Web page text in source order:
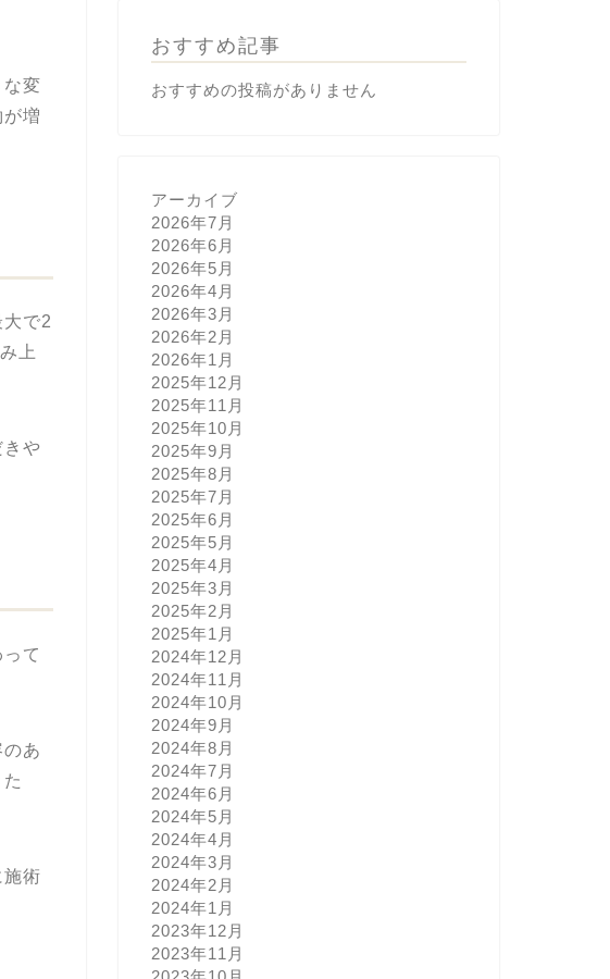
な変
増
で2
上
や
て
あ
施術
おすすめ記事
おすすめの投稿がありません
アーカイブ
2026年7月
2026年6月
2026年5月
2026年4月
2026年3月
2026年2月
2026年1月
2025年12月
2025年11月
2025年10月
2025年9月
2025年8月
2025年7月
2025年6月
2025年5月
2025年4月
2025年3月
2025年2月
2025年1月
2024年12月
2024年11月
2024年10月
2024年9月
2024年8月
2024年7月
2024年6月
2024年5月
2024年4月
2024年3月
2024年2月
2024年1月
2023年12月
2023年11月